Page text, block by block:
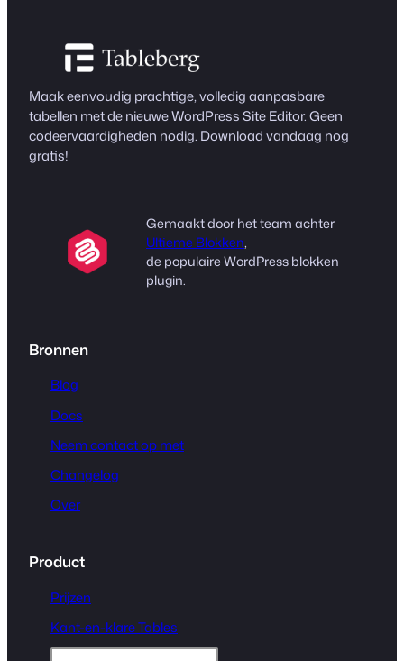
Maak eenvoudig prachtige, volledig aanpasbare
tabellen met de nieuwe WordPress Site Editor. Geen
codeervaardigheden nodig. Download vandaag nog
gratis!
Gemaakt door het team achter
Ultieme Blokken,
de populaire WordPress blokken
plugin.
Bronnen
Blog
Docs
Neem contact op met
Changelog
Over
Product
Prijzen
Kant-en-klare Tables